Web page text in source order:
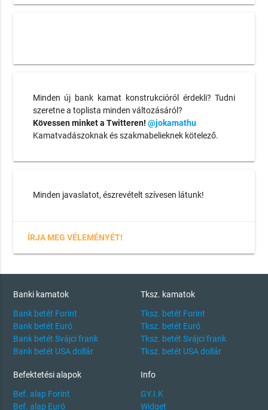
Minden új bank kamat konstrukcióról érdekli? Tudni
szeretne a toplista minden változásáról?
Kövessen minket a Twitteren! @jokamathu
Kamatvadászoknak és szakmabelieknek kötelező.
Minden javaslatot, észrevételt szívesen látunk!
ÍRJA MEG VÉLEMÉNYÉT!
Banki kamatok
Bank betét Forint
Bank betét Euró
Bank betét Svájci frank
Bank betét USA dollár
Tksz. kamatok
Tksz. betét Forint
Tksz. betét Euró
Tksz. betét Svájci frank
Tksz. betét USA dollár
Befektetési alapok
Bef. alap Forint
Bef. alap Euró
Info
GY.I.K
Widget